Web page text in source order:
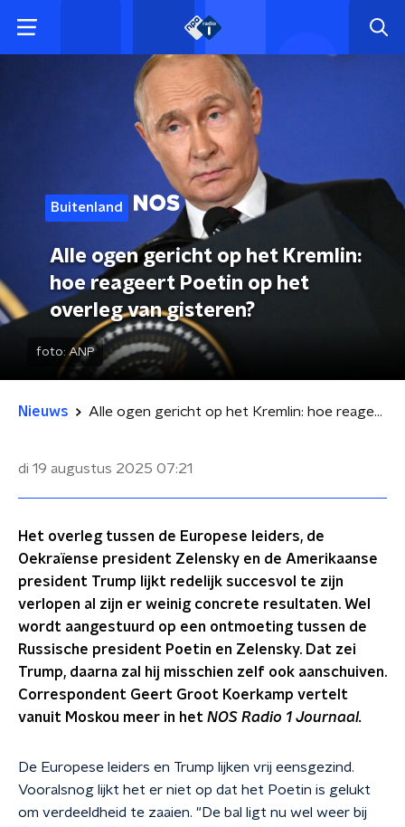
Buitenland
Alle ogen gericht op het Kremlin:
hoe reageert Poetin op het
overleg van gisteren?
foto:ANP
Nieuws Alle ogen gericht op het Kremlin: hoe reageert Poetin op het overleg van gisteren?
di 19 augustus 2025 07:21
Het overleg tussen de Europese leiders, de
Oekraïense president Zelensky en de Amerikaanse
president Trump lijkt redelijk succesvol te zijn
verlopen al zijn er weinig concrete resultaten. Wel
wordt aangestuurd op een ontmoeting tussen de
Russische president Poetin en Zelensky. Dat zei
Trump, daarna zal hij misschien zelf ook aanschuiven.
Correspondent Geert Groot Koerkamp vertelt
vanuit Moskou meer in het NOS Radio 1 Journaal.
De Europese leiders en Trump lijken vrij eensgezind.
Vooralsnog lijkt het er niet op dat het Poetin is gelukt
om verdeeldheid te zaaien. "De bal ligt nu wel weer bij